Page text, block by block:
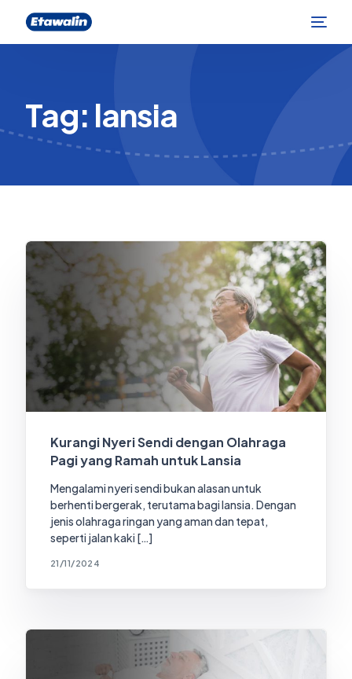
Tag: lansia
Kurangi Nyeri Sendi dengan Olahraga
Pagi yang Ramah untuk Lansia
Mengalami nyeri sendi bukan alasan untuk
berhenti bergerak, terutama bagi lansia. Dengan
jenis olahraga ringan yang aman dan tepat,
seperti jalan kaki […]
21/11/2024